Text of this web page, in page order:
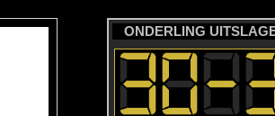
ONDERLING